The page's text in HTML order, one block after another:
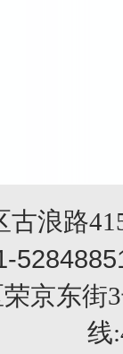
浪路
东街3
线